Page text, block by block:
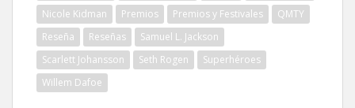
Nicole Kidman
Premios Premios y Festivales
QMTY
Reseña
Reseñas
Samuel L. Jackson
Scarlett Johansson
Seth Rogen
Superhéroes
Willem Dafoe